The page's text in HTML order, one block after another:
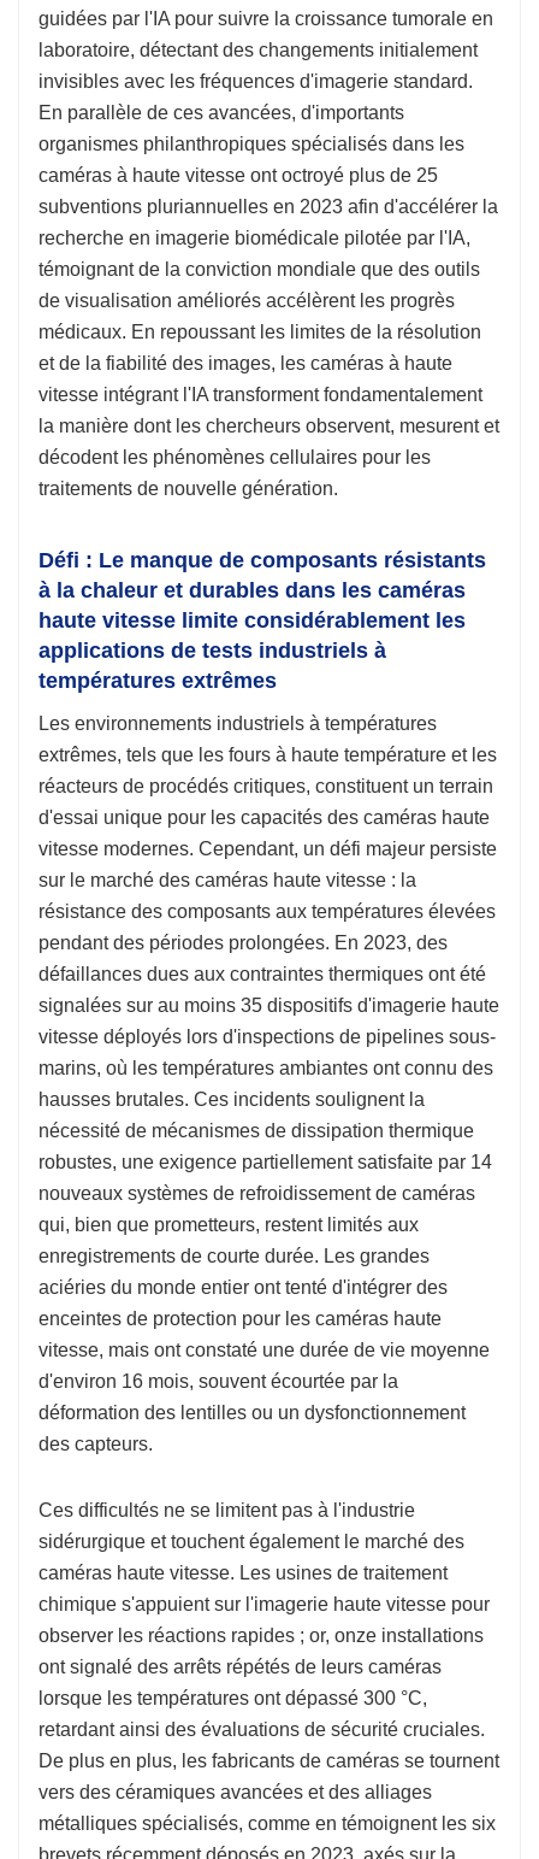
guidées par l'IA pour suivre la croissance tumorale en
laboratoire, détectant des changements initialement
invisibles avec les fréquences d'imagerie standard.
En parallèle de ces avancées, d'importants
organismes philanthropiques spécialisés dans les
caméras à haute vitesse ont octroyé plus de 25
subventions pluriannuelles en 2023 afin d'accélérer la
recherche en imagerie biomédicale pilotée par l'IA,
témoignant de la conviction mondiale que des outils
de visualisation améliorés accélèrent les progrès
médicaux. En repoussant les limites de la résolution
et de la fiabilité des images, les caméras à haute
vitesse intégrant l'IA transforment fondamentalement
la manière dont les chercheurs observent, mesurent et
décodent les phénomènes cellulaires pour les
traitements de nouvelle génération.
Défi : Le manque de composants résistants
à la chaleur et durables dans les caméras
haute vitesse limite considérablement les
applications de tests industriels à
températures extrêmes
Les environnements industriels à températures
extrêmes, tels que les fours à haute température et les
réacteurs de procédés critiques, constituent un terrain
d'essai unique pour les capacités des caméras haute
vitesse modernes. Cependant, un défi majeur persiste
sur le marché des caméras haute vitesse : la
résistance des composants aux températures élevées
pendant des périodes prolongées. En 2023, des
défaillances dues aux contraintes thermiques ont été
signalées sur au moins 35 dispositifs d'imagerie haute
vitesse déployés lors d'inspections de pipelines sous-
marins, où les températures ambiantes ont connu des
hausses brutales. Ces incidents soulignent la
nécessité de mécanismes de dissipation thermique
robustes, une exigence partiellement satisfaite par 14
nouveaux systèmes de refroidissement de caméras
qui, bien que prometteurs, restent limités aux
enregistrements de courte durée. Les grandes
aciéries du monde entier ont tenté d'intégrer des
enceintes de protection pour les caméras haute
vitesse, mais ont constaté une durée de vie moyenne
d'environ 16 mois, souvent écourtée par la
déformation des lentilles ou un dysfonctionnement
des capteurs.
Ces difficultés ne se limitent pas à l'industrie
sidérurgique et touchent également le marché des
caméras haute vitesse. Les usines de traitement
chimique s'appuient sur l'imagerie haute vitesse pour
observer les réactions rapides ; or, onze installations
ont signalé des arrêts répétés de leurs caméras
lorsque les températures ont dépassé 300 °C,
retardant ainsi des évaluations de sécurité cruciales.
De plus en plus, les fabricants de caméras se tournent
vers des céramiques avancées et des alliages
métalliques spécialisés, comme en témoignent les six